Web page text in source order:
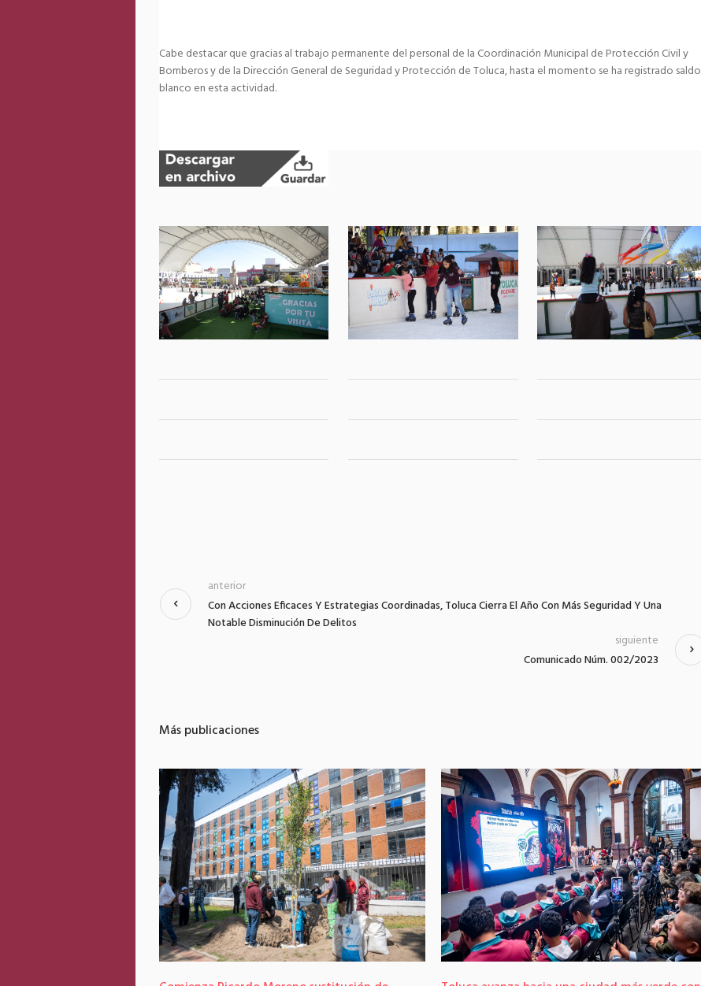
Cabe destacar que gracias al trabajo permanente del personal de la Coordinación Municipal de Protección Civil y
Bomberos y de la Dirección General de Seguridad y Protección de Toluca, hasta el momento se ha registrado saldo
blanco en esta actividad.
Con Acciones Eficaces Y Estrategias Coordinadas, Toluca Cierra El Año Con Más Seguridad Y Una
Notable Disminución De Delitos
anterior
Comunicado Núm. 002/2023
siguiente
Más publicaciones